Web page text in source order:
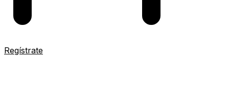
Regístrate